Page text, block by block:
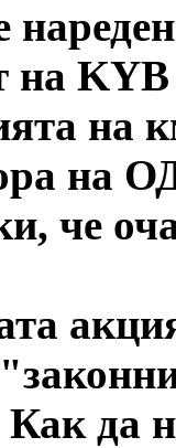
на
на
на
че
да